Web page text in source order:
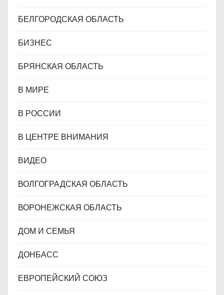
БЕЛГОРОДСКАЯ ОБЛАСТЬ
БИЗНЕС
БРЯНСКАЯ ОБЛАСТЬ
В МИРЕ
В РОССИИ
В ЦЕНТРЕ ВНИМАНИЯ
ВИДЕО
ВОЛГОГРАДСКАЯ ОБЛАСТЬ
ВОРОНЕЖСКАЯ ОБЛАСТЬ
ДОМ И СЕМЬЯ
ДОНБАСС
ЕВРОПЕЙСКИЙ СОЮЗ